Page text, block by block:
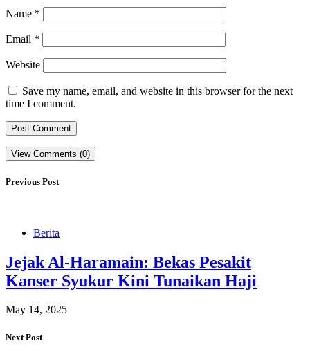
Name *
Email *
Website
Save my name, email, and website in this browser for the next
time I comment.
View Comments (0)
Previous Post
Berita
Jejak Al-Haramain: Bekas Pesakit
Kanser Syukur Kini Tunaikan Haji
May 14, 2025
Next Post